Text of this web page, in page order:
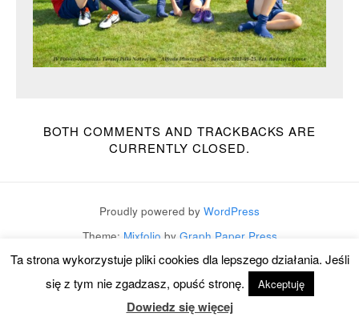
BOTH COMMENTS AND TRACKBACKS ARE
CURRENTLY CLOSED.
Proudly powered by WordPress
Theme: Mixfolio by Graph Paper Press
Ta strona wykorzystuje pliki cookies dla lepszego działania. Jeśli
się z tym nie zgadzasz, opuść stronę.
Akceptuję
Dowiedz się więcej